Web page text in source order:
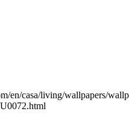
en/casa/living/wallpapers/